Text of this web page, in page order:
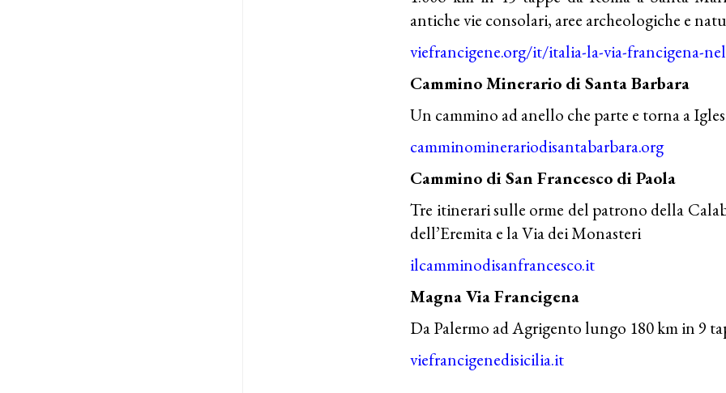
antiche vie consolari, aree archeologiche e
viefrancigene.org/it/italia-la-via-francigena-
Cammino Minerario di Santa Barbara
Un cammino ad anello che parte e torna a
camminominerariodisantabarbara.org
Cammino di San Francesco di Paola
Tre itinerari sulle orme del patrono della
dell’Eremita e la Via dei Monasteri
ilcamminodisanfrancesco.it
Magna Via Francigena
Da Palermo ad Agrigento lungo 180 km in 9
viefrancigenedisicilia.it